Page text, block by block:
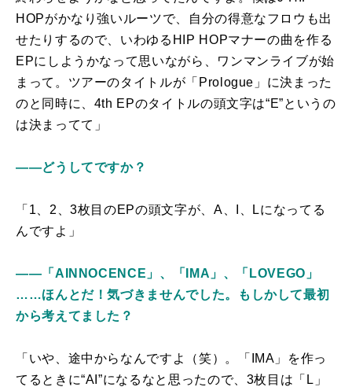
HOPがかなり強いルーツで、自分の得意なフロウも出
せたりするので、いわゆるHIP HOPマナーの曲を作る
EPにしようかなって思いながら、ワンマンライブが始
まって。ツアーのタイトルが「Prologue」に決まった
のと同時に、4th EPのタイトルの頭文字は“E”というの
は決まってて」
――どうしてですか？
「1、2、3枚目のEPの頭文字が、A、I、Lになってる
んですよ」
――「AINNOCENCE」、「IMA」、「LOVEGO」
……ほんとだ！気づきませんでした。もしかして最初
から考えてました？
「いや、途中からなんですよ（笑）。「IMA」を作っ
てるときに“AI”になるなと思ったので、3枚目は「L」